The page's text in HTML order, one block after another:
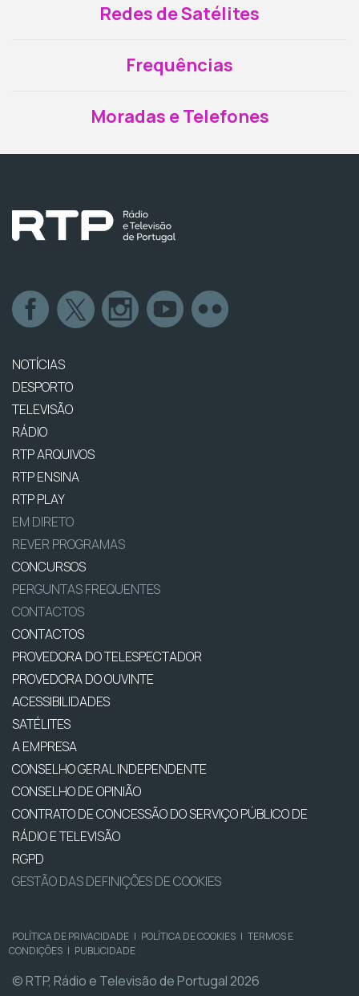
Redes de Satélites
Frequências
Moradas e Telefones
NOTÍCIAS
DESPORTO
TELEVISÃO
RÁDIO
RTP ARQUIVOS
RTP ENSINA
RTP PLAY
EM DIRETO
REVER PROGRAMAS
CONCURSOS
PERGUNTAS FREQUENTES
CONTACTOS
CONTACTOS
PROVEDORA DO TELESPECTADOR
PROVEDORA DO OUVINTE
ACESSIBILIDADES
SATÉLITES
A EMPRESA
CONSELHO GERAL INDEPENDENTE
CONSELHO DE OPINIÃO
CONTRATO DE CONCESSÃO DO SERVIÇO PÚBLICO DE
RÁDIO E TELEVISÃO
RGPD
GESTÃO DAS DEFINIÇÕES DE COOKIES
POLÍTICA DE PRIVACIDADE | POLÍTICA DE COOKIES | TERMOS E
CONDIÇÕES | PUBLICIDADE
© RTP, Rádio e Televisão de Portugal 2026